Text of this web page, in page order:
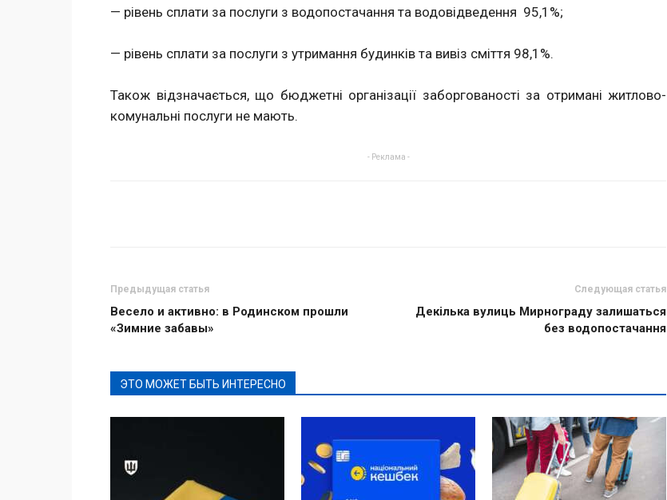
— рівень сплати за послуги з водопостачання та водовідведення 95,1%;
— рівень сплати за послуги з утримання будинків та вивіз сміття 98,1%.
Також відзначається, що бюджетні організації заборгованості за отримані житлово-
комунальні послуги не мають.
- Реклама -
Предыдущая статья
Весело и активно: в Родинском прошли
«Зимние забавы»
Следующая статья
Декілька вулиць Мирнограду залишаться
без водопостачання
ЭТО МОЖЕТ БЫТЬ ИНТЕРЕСНО